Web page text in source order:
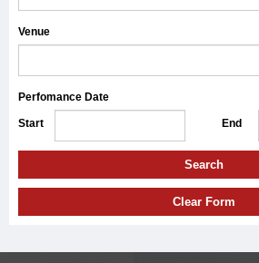
Venue
Perfomance Date
Start End
Search
Clear Form